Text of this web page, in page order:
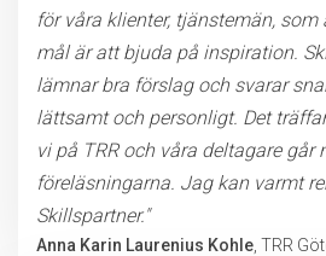
för våra klienter, tjänstemän,
mål är att bjuda på inspiration.
lämnar bra förslag och svarar
lättsamt och personligt. Det
vi på TRR och våra deltagare går
föreläsningarna. Jag kan varmt
Skillspartner."
Anna Karin Laurenius Kohle , TRR